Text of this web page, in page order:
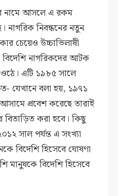
নামে আসলে এ রকম
নাগরিক নিবন্ধনের নতুন
চেয়েও উচ্চাভিলাষী
নাগরিকদের আটক
এটি ১৯৮৫ সালে
যেখানে বলা হয়, ১৯৭১
প্রবেশ করেছে তারাই
বিতাড়িত করা হবে। কিছু
সাল পর্যন্ত এ সংখ্যা
বিদেশি হিসেবে ঘোষণা
মানুষকে বিদেশি হিসেবে